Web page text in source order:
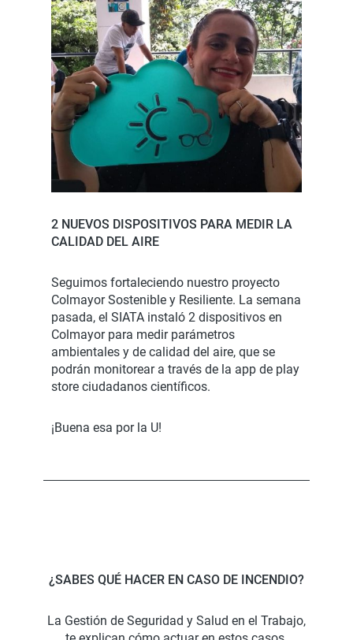
2 NUEVOS DISPOSITIVOS PARA MEDIR LA
CALIDAD DEL AIRE
Seguimos fortaleciendo nuestro proyecto
Colmayor Sostenible y Resiliente. La semana
pasada, el SIATA instaló 2 dispositivos en
Colmayor para medir parámetros
ambientales y de calidad del aire, que se
podrán monitorear a través de la app de play
store ciudadanos científicos.
¡Buena esa por la U!
¿SABES QUÉ HACER EN CASO DE INCENDIO?
La Gestión de Seguridad y Salud en el Trabajo,